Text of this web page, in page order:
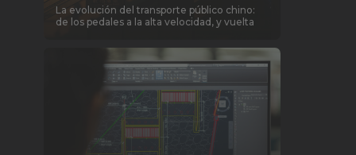
La evolución del transporte público chino:
de los pedales a la alta velocidad, y vuelta